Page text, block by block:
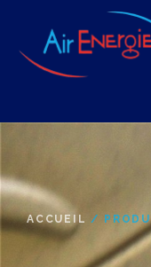
ACCUEIL /